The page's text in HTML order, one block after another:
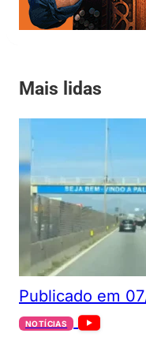
Mais lidas
Publicado em
NOTÍCIAS